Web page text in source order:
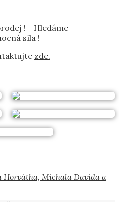
! Hledáme
síla !
zde.
Horvátha, Michala Davida a